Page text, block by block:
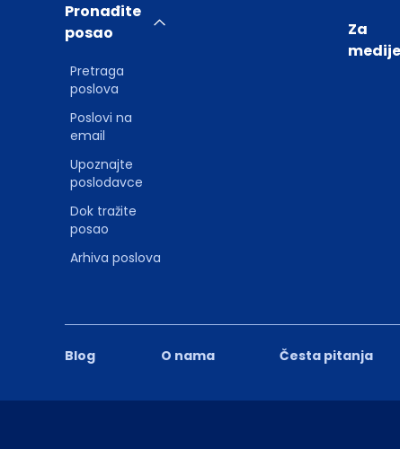
Blog O nama Česta pitanja
Pronađite
posao
Pretraga
poslova
Poslovi na
email
Upoznajte
poslodavce
Dok tražite
posao
Arhiva poslova
Za
medije